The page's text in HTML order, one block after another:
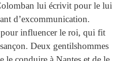
lui écrivit pour le lui
d’excommunication.
influencer le roi, qui fit
Deux gentilshommes